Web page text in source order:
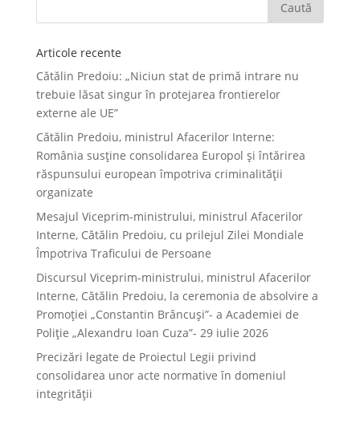
Articole recente
Cătălin Predoiu: „Niciun stat de primă intrare nu
trebuie lăsat singur în protejarea frontierelor
externe ale UE”
Cătălin Predoiu, ministrul Afacerilor Interne:
România susține consolidarea Europol și întărirea
răspunsului european împotriva criminalității
organizate
Mesajul Viceprim-ministrului, ministrul Afacerilor
Interne, Cătălin Predoiu, cu prilejul Zilei Mondiale
Împotriva Traficului de Persoane
Discursul Viceprim-ministrului, ministrul Afacerilor
Interne, Cătălin Predoiu, la ceremonia de absolvire a
Promoției „Constantin Brâncuși”- a Academiei de
Poliție „Alexandru Ioan Cuza”- 29 iulie 2026
Precizări legate de Proiectul Legii privind
consolidarea unor acte normative în domeniul
integrității